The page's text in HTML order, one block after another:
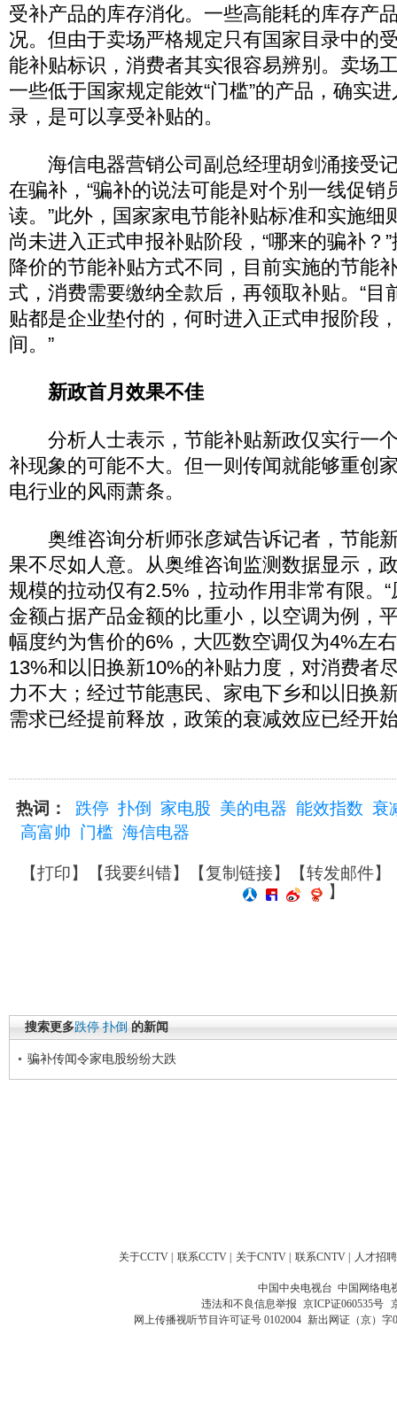
受补产品的库存消化。一些高能耗的库存产
况。但由于卖场严格规定只有国家目录中的
能补贴标识，消费者其实很容易辨别。卖场
一些低于国家规定能效“门槛”的产品，确实
录，是可以享受补贴的。
海信电器营销公司副总经理胡剑涌接受
在骗补，“骗补的说法可能是对个别一线促销
读。”此外，国家家电节能补贴标准和实施细
尚未进入正式申报补贴阶段，“哪来的骗补？
降价的节能补贴方式不同，目前实施的节能
式，消费需要缴纳全款后，再领取补贴。“目
贴都是企业垫付的，何时进入正式申报阶段
间。”
新政首月效果不佳
分析人士表示，节能补贴新政仅实行一
补现象的可能不大。但一则传闻就能够重创
电行业的风雨萧条。
奥维咨询分析师张彦斌告诉记者，节能
果不尽如人意。从奥维咨询监测数据显示，
规模的拉动仅有2.5%，拉动作用非常有限。
金额占据产品金额的比重小，以空调为例，
幅度约为售价的6%，大匹数空调仅为4%左
13%和以旧换新10%的补贴力度，对消费者
力不大；经过节能惠民、家电下乡和以旧换
需求已经提前释放，政策的衰减效应已经开
热词： 跌停 扑倒 家电股 美的电器 能效指数 衰
高富帅 门槛 海信电器
【打印】【我要纠错】【复制链接】【转发邮件】
】
搜索更多跌停 扑倒 的新闻
骗补传闻令家电股纷纷大跌
关于CCTV 联系CCTV 关于CNTV 联系CNTV 人才招聘
中国中央电视台 中国网络电
违法和不良信息举报 京ICP证060535号
网上传播视听节目许可证号 0102004 新出网证（京）